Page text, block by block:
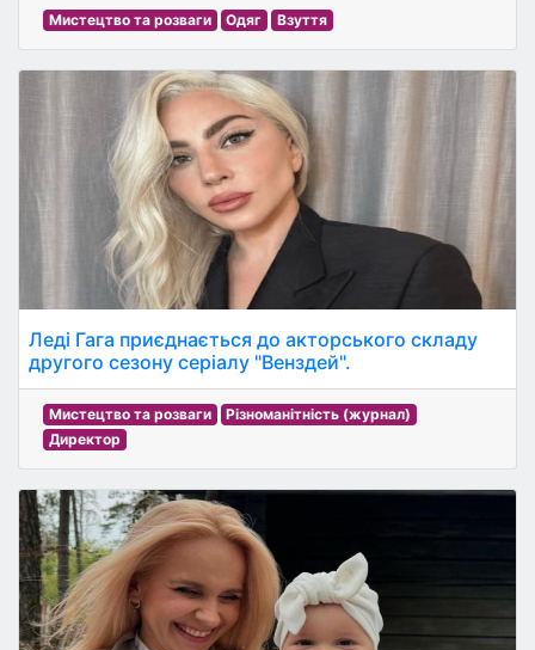
Мистецтво та розваги Одяг Взуття
Леді Гага приєднається до акторського складу
другого сезону серіалу "Венздей".
Мистецтво та розваги
Різноманітність (журнал)
Директор